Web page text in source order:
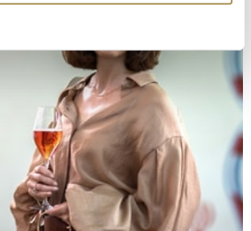
bis auf einige Meter genau sein
Merkmalen (Fingerprinting) identifizieren
darüber, wie Ihre persönlichen Daten
und legen Sie Ihre Präferenzen im
fest.
um Inhalte und Anzeigen zu
für soziale Medien anbieten
Zugriffe auf unsere Website zu
geben wir Informationen zu Ihrer